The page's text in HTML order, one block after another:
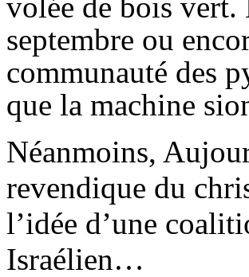
septembre ou
communauté des
que la machine
Néanmoins,
revendique du
l’idée d’une
Israélien…